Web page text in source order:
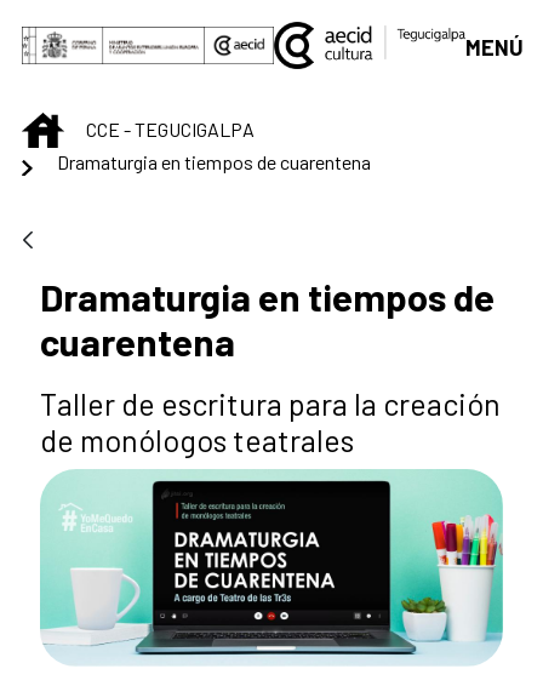
Saltar al contenido principal
MENÚ
INICIOCCE - TEGUCIGALPA
Dramaturgia en tiempos de cuarentena
Dramaturgia en tiempos de
cuarentena
Taller de escritura para la creación
de monólogos teatrales